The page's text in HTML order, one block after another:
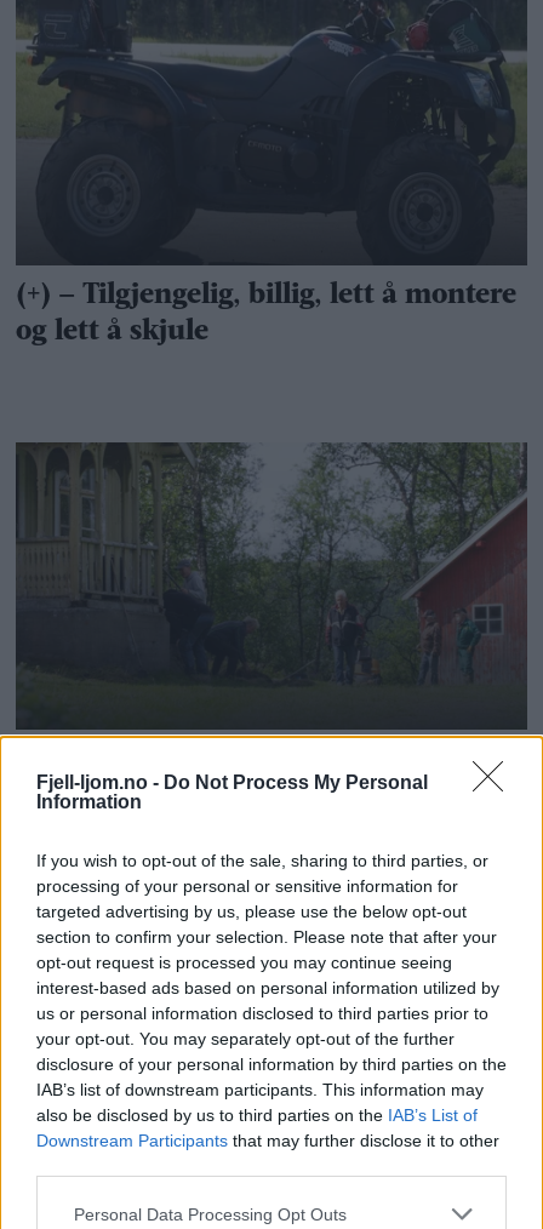
Fjell-ljom.no - Do Not Process My Personal
Information
If you wish to opt-out of the sale, sharing to third parties, or
processing of your personal or sensitive information for
targeted advertising by us, please use the below opt-out
section to confirm your selection. Please note that after your
opt-out request is processed you may continue seeing
interest-based ads based on personal information utilized by
us or personal information disclosed to third parties prior to
your opt-out. You may separately opt-out of the further
disclosure of your personal information by third parties on the
IAB’s list of downstream participants. This information may
also be disclosed by us to third parties on the IAB’s List of
Downstream Participants that may further disclose it to other
Personal Data Processing Opt Outs